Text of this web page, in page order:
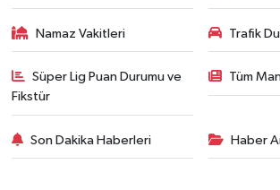
Namaz Vakitleri Trafik
Süper Lig Puan Durumu ve
Fikstür
Tüm
Son Dakika Haberleri Haber